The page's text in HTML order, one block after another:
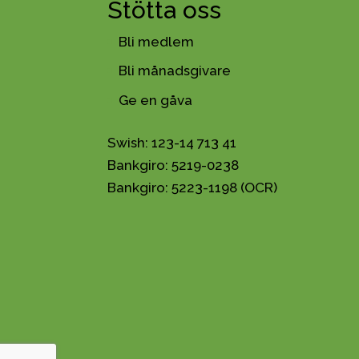
Stötta oss
Bli medlem
Bli månadsgivare
Ge en gåva
Swish: 123-14 713 41
Bankgiro: 5219-0238
Bankgiro: 5223-1198 (OCR)